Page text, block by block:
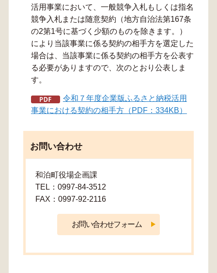
活用事業において、一般競争入札もしくは指名
競争入札または随意契約（地方自治法第167条
の2第1号に基づく少額のものを除きます。）
により当該事業に係る契約の相手方を選定した
場合は、当該事業に係る契約の相手方を公表す
る必要がありますので、次のとおり公表しま
す。
令和７年度企業版ふるさと納税活用
事業における契約の相手方（PDF：334KB）
お問い合わせ
和泊町役場企画課
TEL：0997-84-3512
FAX：0997-92-2116